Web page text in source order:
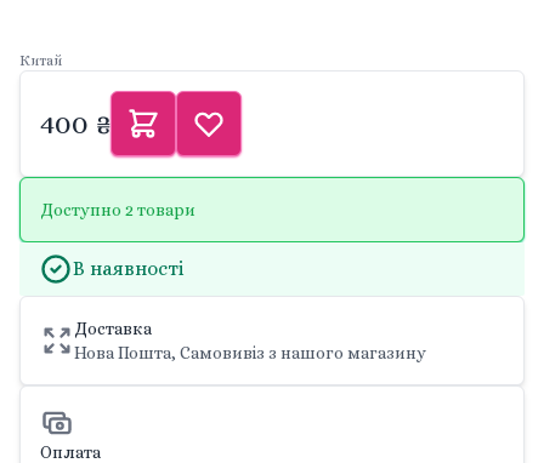
Китай
400 ₴
Доступно 2 товари
В наявності
Доставка
Нова Пошта, Самовивіз з нашого магазину
Оплата